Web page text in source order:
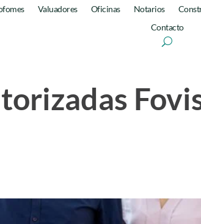
Valuadores Oficinas Notarios
Contacto